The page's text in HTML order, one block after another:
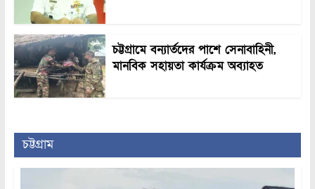
চট্টগ্রামে বন্যার্তদের পাশে সেনাবাহিনী,
মানবিক সহায়তা কার্যক্রম অব্যাহত
চট্টগ্রাম